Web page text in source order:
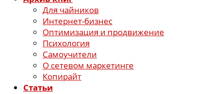
Для чайников
Интернет-бизнес
Оптимизация и продвижение
Психология
Самоучители
О сетевом маркетинге
Копирайт
Статьи